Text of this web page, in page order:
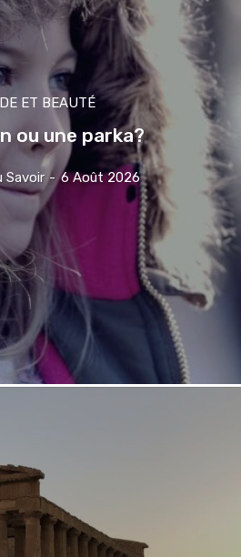
ET BEAUTÉ
ou une parka?
Savoir - 6 Août 2026